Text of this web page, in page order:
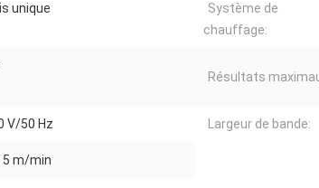
unique
Système de
chauffage:
Résultats
V/50 Hz Largeur de bande:
5 m/min